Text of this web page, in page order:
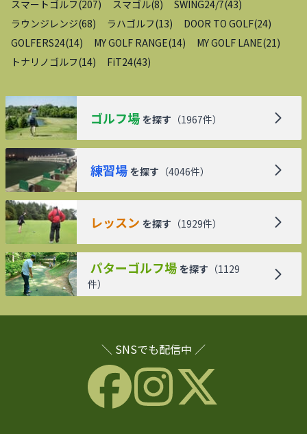
スマートゴルフ(207) スマゴル(8) SWING24/7(43)
ラウンジレンジ(68) ラハゴルフ(13) DOOR TO GOLF(24)
GOLFERS24(14) MY GOLF RANGE(14) MY GOLF LANE(21 )
トナリノゴルフ(14) FiT24(43)
ゴルフ場 を探す （1967件）
練習場 を探す （4046件）
レッスン を探す （1929件）
パターゴルフ場 を探す （1129
件）
＼ SNSでも配信中 ／